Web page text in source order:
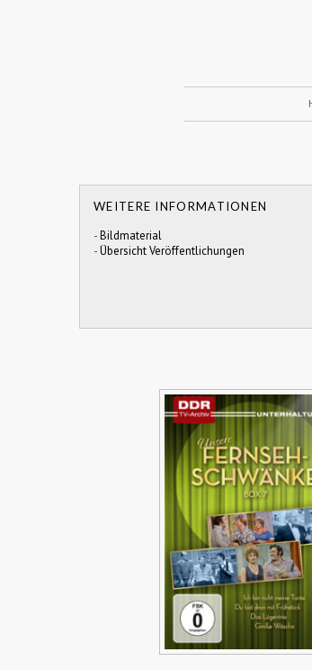
WEITERE INFORMATIONEN
-Bildmaterial
-Übersicht Veröffentlichungen